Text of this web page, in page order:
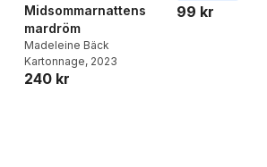
Midsommarnattens
mardröm
Madeleine Bäck
Kartonnage, 2023
240 kr
99 kr